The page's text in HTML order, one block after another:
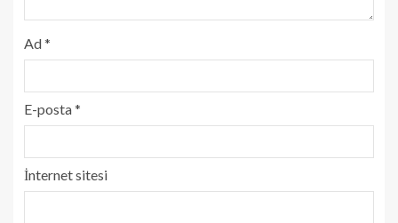
Ad*
E-posta*
İnternet sitesi